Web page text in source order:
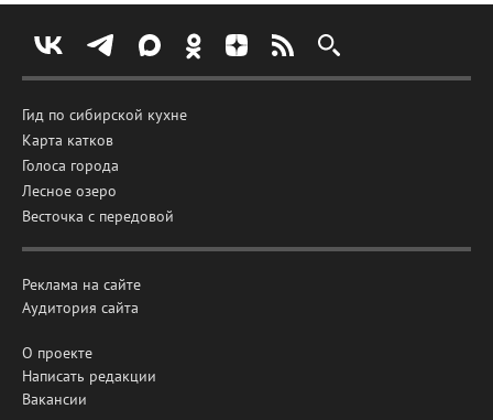
Гид по сибирской кухне
Карта катков
Голоса города
Лесное озеро
Весточка с передовой
Реклама на сайте
Аудитория сайта
О проекте
Написать редакции
Вакансии